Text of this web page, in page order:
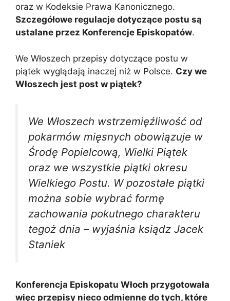
oraz w Kodeksie Prawa Kanonicznego.
Szczegółowe regulacje dotyczące postu są
ustalane przez Konferencje Episkopatów.
We Włoszech przepisy dotyczące postu w
piątek wyglądają inaczej niż w Polsce. Czy we
Włoszech jest post w piątek?
We Włoszech wstrzemięźliwość od
pokarmów mięsnych obowiązuje w
Środę Popielcową, Wielki Piątek
oraz we wszystkie piątki okresu
Wielkiego Postu. W pozostałe piątki
można sobie wybrać formę
zachowania pokutnego charakteru
tegoż dnia – wyjaśnia ksiądz Jacek
Staniek
Konferencja Episkopatu Włoch przygotowała
więc przepisy nieco odmienne do tych, które